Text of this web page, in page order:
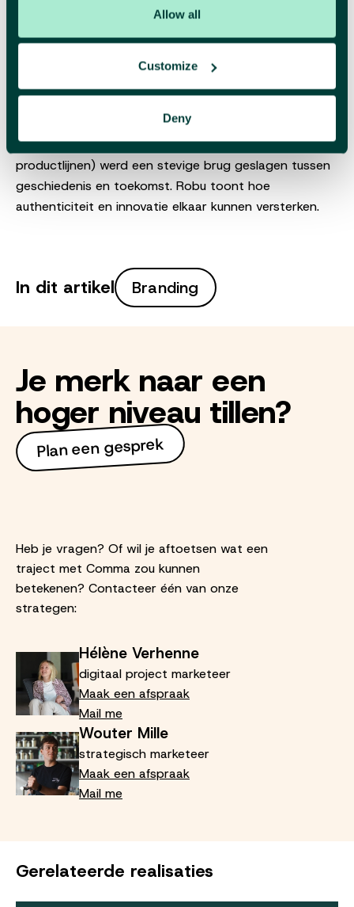
Allow all
Customize
Deny
Wat we meenemen
Deze case bewijst dat een sterke herpositionering
loont wanneer een traditioneel familiebedrijf een
nieuwe doelgroep wil aanspreken. Door te investeren in
een futureproof branding, heldere baseline en een
doordachte merkervaring (in showroom én
productlijnen) werd een stevige brug geslagen tussen
geschiedenis en toekomst. Robu toont hoe
authenticiteit en innovatie elkaar kunnen versterken.
In dit artikel Branding
Je merk naar een
hoger niveau tillen?
Plan een gesprek
Heb je vragen? Of wil je aftoetsen wat een
traject met Comma zou kunnen
betekenen? Contacteer één van onze
strategen:
Hélène Verhenne
digitaal project marketeer
Maak een afspraak
Mail me
Wouter Mille
strategisch marketeer
Maak een afspraak
Mail me
Gerelateerde realisaties